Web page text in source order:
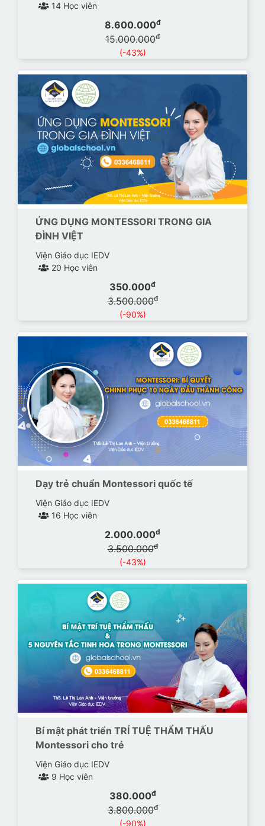
14 Học viên
8.600.000đ
15.000.000đ
(-43%)
ỨNG DỤNG MONTESSORI TRONG GIA
ĐÌNH VIỆT
Viện Giáo dục IEDV
20 Học viên
350.000đ
3.500.000đ
(-90%)
Dạy trẻ chuẩn Montessori quốc tế
Viện Giáo dục IEDV
16 Học viên
2.000.000đ
3.500.000đ
(-43%)
Bí mật phát triển TRÍ TUỆ THẨM THẤU
Montessori cho trẻ
Viện Giáo dục IEDV
9 Học viên
380.000đ
3.800.000đ
(-90%)